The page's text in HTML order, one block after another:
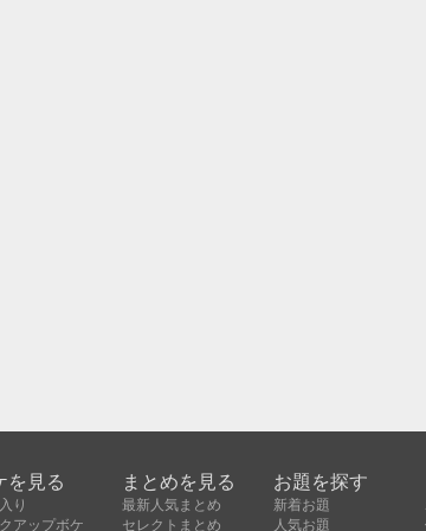
を見る
り
アップボケ
まとめを見る
最新人気まとめ
セレクトまとめ
お題を探す
新着お題
人気お題